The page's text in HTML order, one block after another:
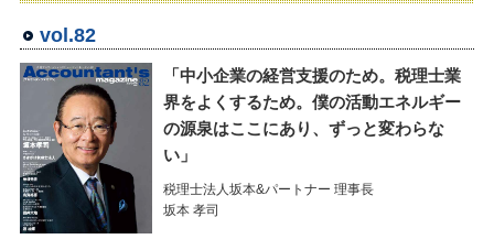
vol.82
「中小企業の経営支援のため。税理士業
界をよくするため。僕の活動エネルギー
の源泉はここにあり、ずっと変わらな
い」
税理士法人坂本&パートナー 理事長
坂本 孝司